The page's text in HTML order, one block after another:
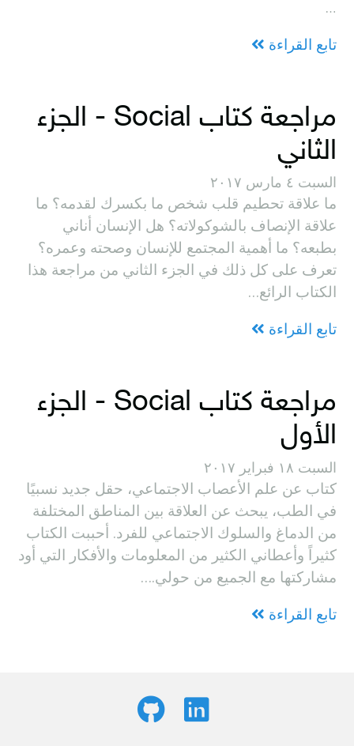
…
تابع القراءة
مراجعة كتاب Social - الجزء
الثاني
السبت ٤ مارس ٢٠١٧
ما علاقة تحطيم قلب شخص ما بكسرك لقدمه؟ ما
علاقة الإنصاف بالشوكولاته؟ هل الإنسان أناني
بطبعه؟ ما أهمية المجتمع للإنسان وصحته وعمره؟
تعرف على كل ذلك في الجزء الثاني من مراجعة هذا
الكتاب الرائع…
تابع القراءة
مراجعة كتاب Social - الجزء
الأول
السبت ١٨ فبراير ٢٠١٧
كتاب عن علم الأعصاب الاجتماعي، حقل جديد نسبيًا
في الطب، يبحث عن العلاقة بين المناطق المختلفة
من الدماغ والسلوك الاجتماعي للفرد. أحببت الكتاب
كثيراً وأعطاني الكثير من المعلومات والأفكار التي أود
مشاركتها مع الجميع من حولي.…
تابع القراءة